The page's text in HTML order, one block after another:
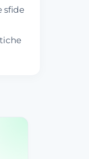
sfide